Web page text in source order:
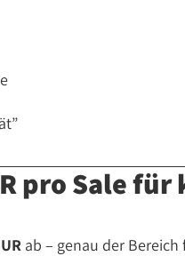
pro Sale
ab – genau der Bereich